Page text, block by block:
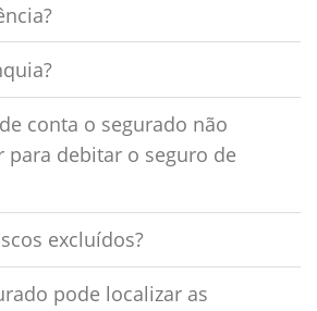
conta o segurado não
para debitar o seguro de
excluídos?
pode localizar as